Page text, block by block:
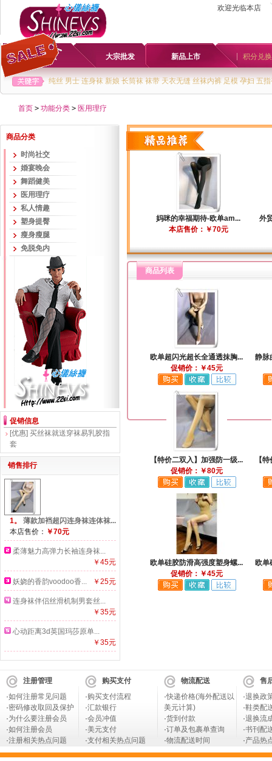
欢迎光临本店
首页 大宗批发 新品上市 积分兑换
纯丝 男士 连身袜 新娘 长筒袜 袜带 天衣无缝 丝袜内裤 足模 孕妇 五
首页 > 功能分类 > 医用理疗
商品分类
时尚社交
婚宴晚会
舞蹈健美
医用理疗
私人情趣
塑身提臀
瘦身瘦腿
免脱免内
促销信息
[优惠] 买丝袜就送穿袜易乳胶指
套
销售排行
1。
薄款加裆超闪连身袜连体袜...
本店售价： ￥70元
柔薄魅力高弹力长袖连身袜...
￥45元
妖娆的香韵voodoo香... ￥25元
连身袜伴侣丝滑机制男套丝...
￥35元
心动距离3d英国玛莎原单...
￥35元
妈咪的幸福期待-欧单am...
本店售价：￥70元
外
商品列表
欧单超闪光超长全通透抹胸...
促销价：￥45元
静脉
【特价二双入】加强防一级...
促销价：￥80元
【
欧单硅胶防滑高强度塑身螺...
促销价：￥45元
欧单
注册管理
·如何注册常见问题
·密码修改取回及保护
·为什么要注册会员
·如何注册会员
·注册相关热点问题
购买支付
·购买支付流程
·汇款银行
·会员冲值
·美元支付
·支付相关热点问题
物流配送
·快递价格(海外配送以
美元计算)
·货到付款
·订单及包裹单查询
·物流配送时间
售
·退换政
·鞋类配
·退换流
·书刊配
·产品热